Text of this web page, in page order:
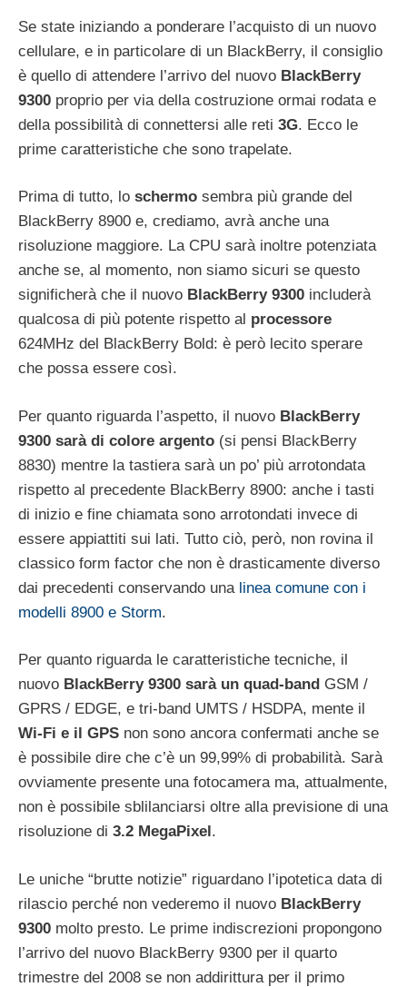
Se state iniziando a ponderare l’acquisto di un nuovo
cellulare, e in particolare di un BlackBerry, il consiglio
è quello di attendere l’arrivo del nuovo BlackBerry
9300 proprio per via della costruzione ormai rodata e
della possibilità di connettersi alle reti 3G. Ecco le
prime caratteristiche che sono trapelate.
Prima di tutto, lo schermo sembra più grande del
BlackBerry 8900 e, crediamo, avrà anche una
risoluzione maggiore. La CPU sarà inoltre potenziata
anche se, al momento, non siamo sicuri se questo
significherà che il nuovo BlackBerry 9300 includerà
qualcosa di più potente rispetto al processore
624MHz del BlackBerry Bold: è però lecito sperare
che possa essere così.
Per quanto riguarda l’aspetto, il nuovo BlackBerry
9300 sarà di colore argento (si pensi BlackBerry
8830) mentre la tastiera sarà un po’ più arrotondata
rispetto al precedente BlackBerry 8900: anche i tasti
di inizio e fine chiamata sono arrotondati invece di
essere appiattiti sui lati. Tutto ciò, però, non rovina il
classico form factor che non è drasticamente diverso
dai precedenti conservando una linea comune con i
modelli 8900 e Storm.
Per quanto riguarda le caratteristiche tecniche, il
nuovo BlackBerry 9300 sarà un quad-band GSM /
GPRS / EDGE, e tri-band UMTS / HSDPA, mente il
Wi-Fi e il GPS non sono ancora confermati anche se
è possibile dire che c’è un 99,99% di probabilità. Sarà
ovviamente presente una fotocamera ma, attualmente,
non è possibile sblilanciarsi oltre alla previsione di una
risoluzione di 3.2 MegaPixel .
Le uniche “brutte notizie” riguardano l’ipotetica data di
rilascio perché non vederemo il nuovo BlackBerry
9300 molto presto. Le prime indiscrezioni propongono
l’arrivo del nuovo BlackBerry 9300 per il quarto
trimestre del 2008 se non addirittura per il primo